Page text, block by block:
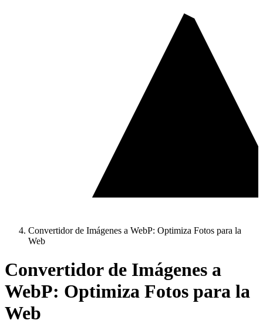
Convertidor de Imágenes a WebP: Optimiza Fotos para la
Web
Convertidor de Imágenes a
WebP: Optimiza Fotos para la
Web